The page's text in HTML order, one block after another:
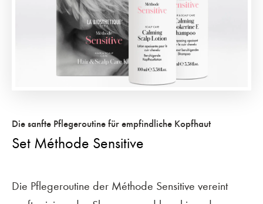
Die sanfte Pflegeroutine für empfindliche Kopfhaut
Set Méthode Sensitive
Die Pflegeroutine der Méthode Sensitive vereint